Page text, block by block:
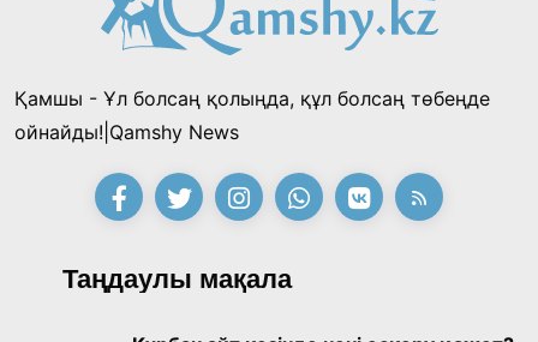
Қамшы - Ұл болсаң қолыңда, құл болсаң төбеңде
ойнайды!|Qamshy News
Таңдаулы мақала